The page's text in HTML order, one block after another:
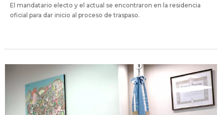
El mandatario electo y el actual se encontraron en la residencia
oficial para dar inicio al proceso de traspaso.